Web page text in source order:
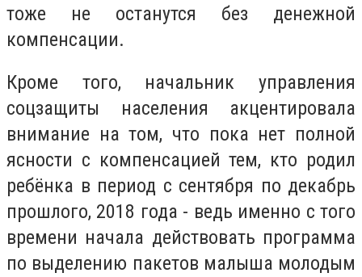
тоже не останутся без денежной
компенсации.
Кроме того, начальник управления
соцзащиты населения акцентировала
внимание на том, что пока нет полной
ясности с компенсацией тем, кто родил
ребёнка в период с сентября по декабрь
прошлого, 2018 года - ведь именно с того
времени начала действовать программа
по выделению пакетов малыша молодым